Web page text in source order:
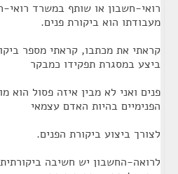
רואי-חשבון או שותף במשרד רואי-
מעבודתו הוא ביקורת פנים.
קראתי את מכתבו, קראתי מספר
ביצע במסגרת תפקידו כמבקר
פנים ואני לא מבין איזה פסול
הפנימיים בהיות האדם עצמאי
לצורך ביצוע ביקורת הפנים.
לרואה-החשבון יש חשיבה